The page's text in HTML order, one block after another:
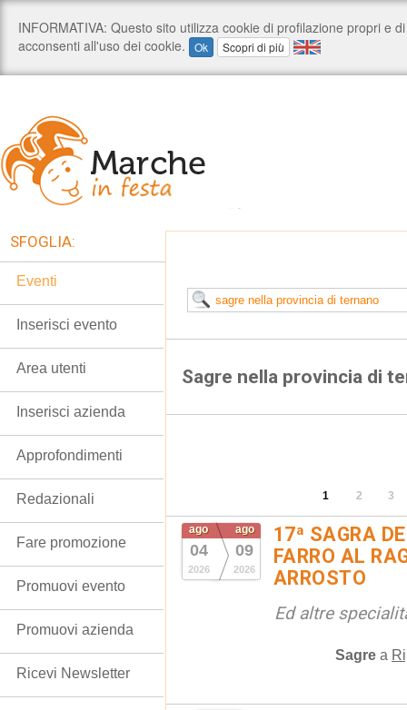
Sagre nella provincia di
1 2 3
ago
04
2026
ago
09
2026
17ª SAGRA
FARRO AL
ARROSTO
Ed altre
Sagre a
SFOGLIA:
Eventi
Inserisci evento
Area utenti
Inserisci azienda
Approfondimenti
Redazionali
Fare promozione
Promuovi evento
Promuovi azienda
Ricevi Newsletter